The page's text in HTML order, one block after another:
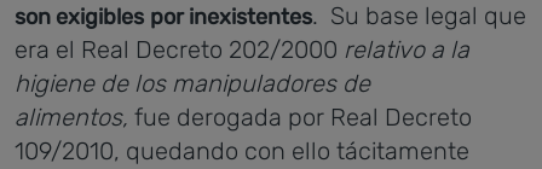
son exigibles por inexistentes. Su base legal que
era el Real Decreto 202/2000 relativo a la
higiene de los manipuladores de
alimentos, fue derogada por Real Decreto
109/2010, quedando con ello tácitamente